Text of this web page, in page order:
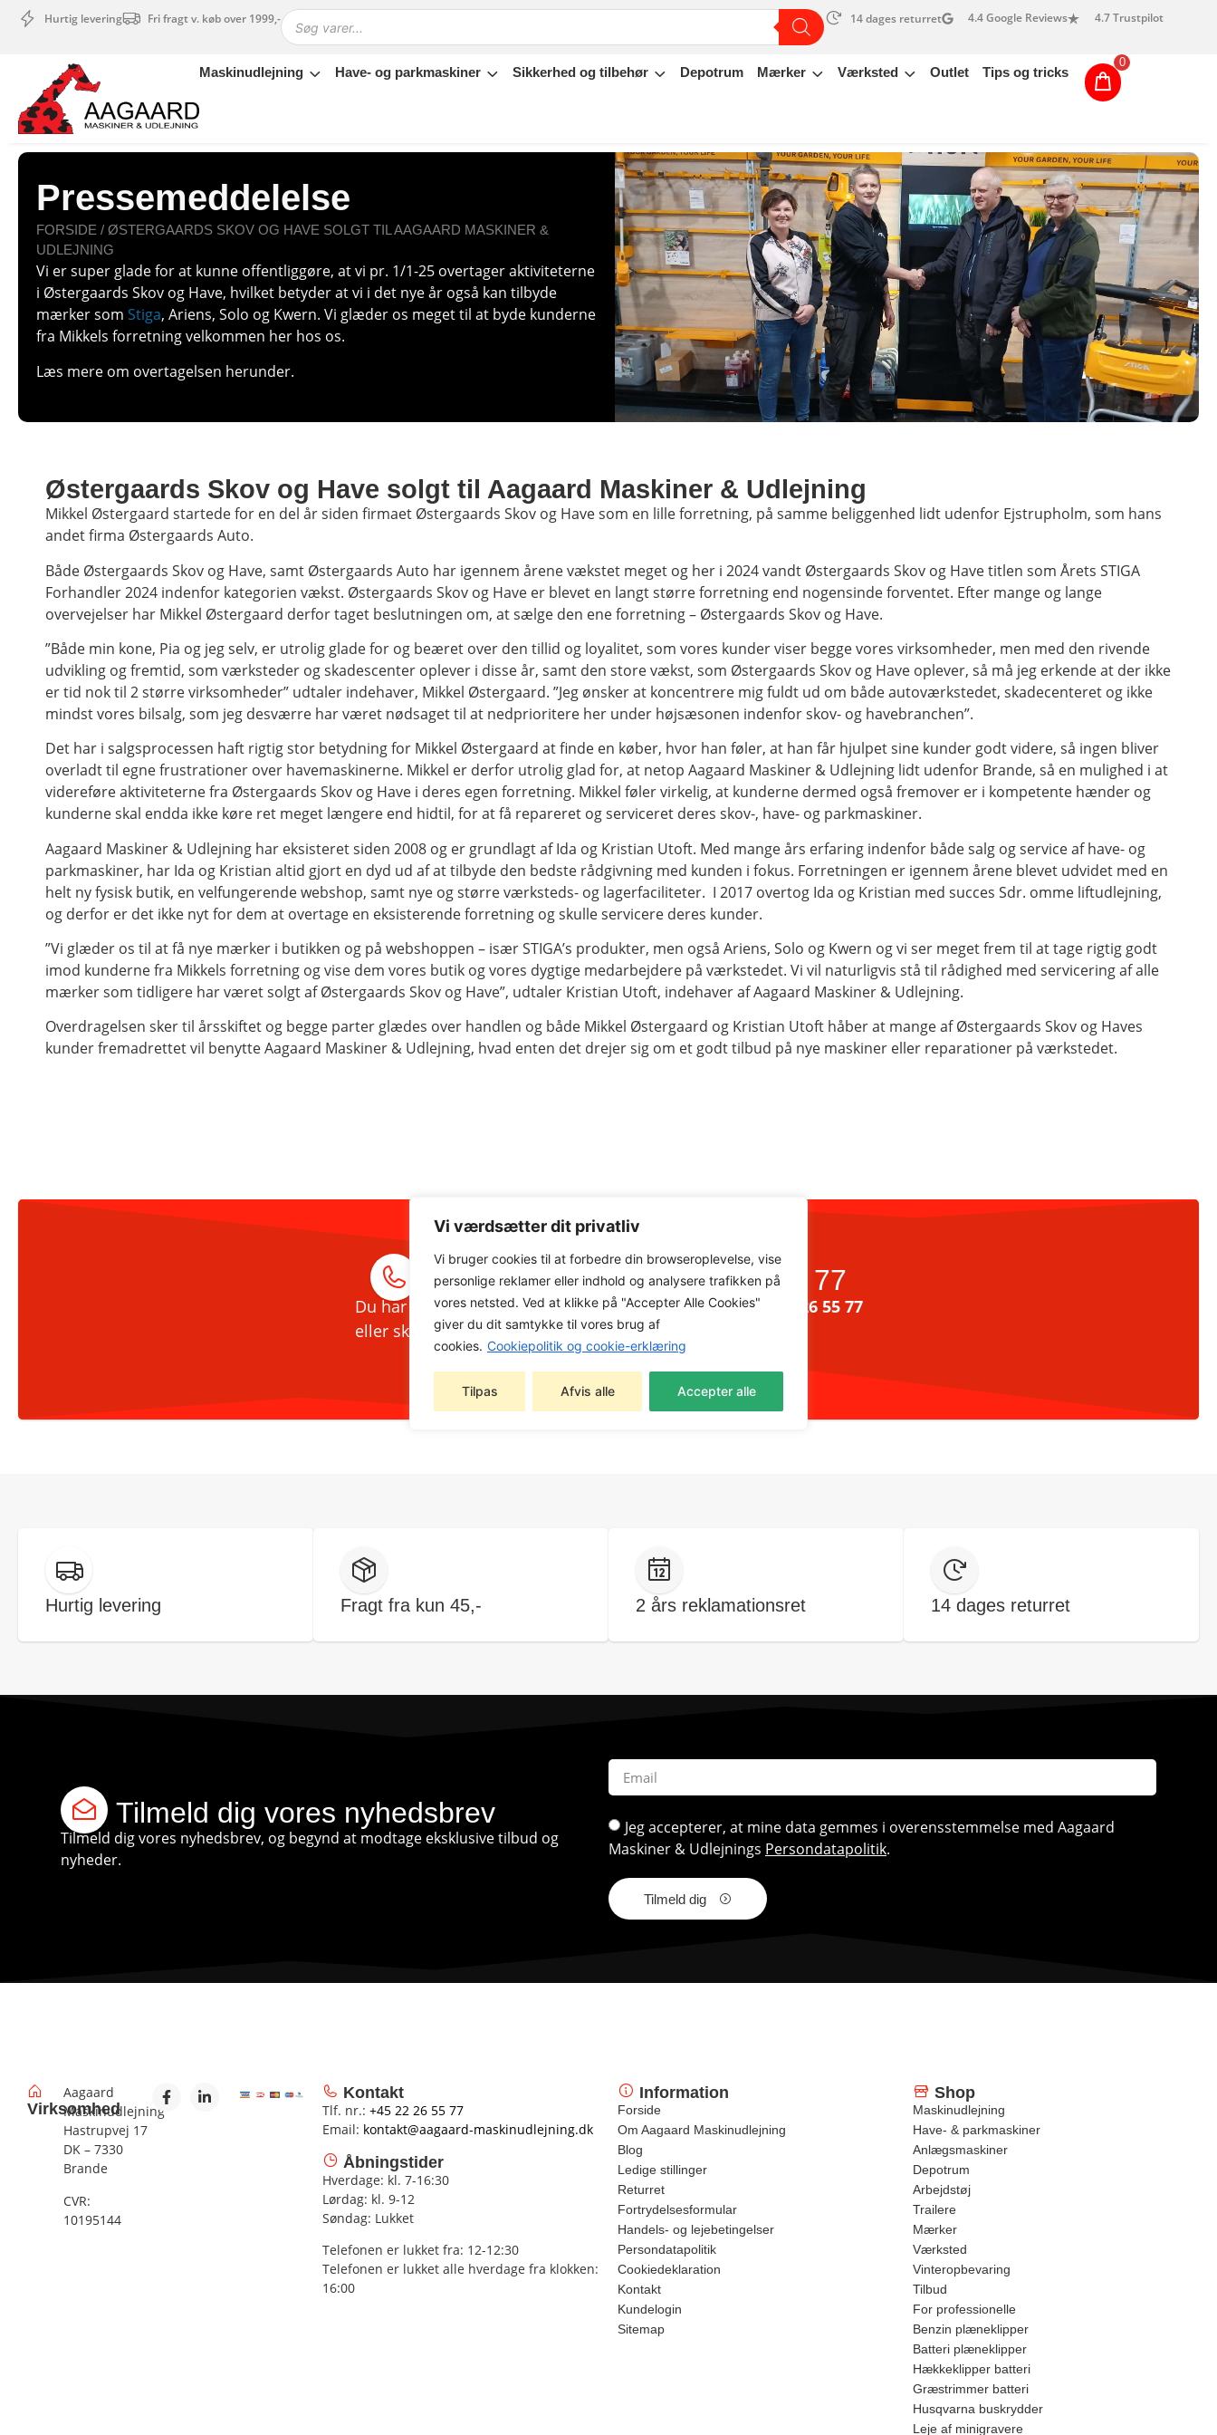
Vi værdsætter dit privatliv
Vi bruger cookies til at forbedre din browseroplevelse, vise
personlige reklamer eller indhold og analysere trafikken på
vores netsted. Ved at klikke på "Accepter Alle Cookies"
giver du dit samtykke til vores brug af
cookies. Cookiepolitik og cookie-erklæring
Tilpas Afvis alle Accepter alle
Hurtig levering Fri fragt v. køb over 1999,- 14 dages returret 4.4 Google Reviews 4.7 Trustpilot
Maskinudlejning Have- og parkmaskiner Sikkerhed og tilbehør Depotrum Mærker Værksted Outlet Tips og tricks
0
Maskinudlejning
Have- og parkmaskiner
Sikkerhed og tilbehør
Depotrum
Mærker
Outlet
Tips og tricks
4.4 Google Reviews
4.7 Trustpilot
Pressemeddelelse
FORSIDE / ØSTERGAARDS SKOV OG HAVE SOLGT TIL AAGAARD MASKINER &
UDLEJNING
Vi er super glade for at kunne offentliggøre, at vi pr. 1/1-25 overtager aktiviteterne
i Østergaards Skov og Have, hvilket betyder at vi i det nye år også kan tilbyde
mærker som Stiga, Ariens, Solo og Kwern. Vi glæder os meget til at byde kunderne
fra Mikkels forretning velkommen her hos os.
Læs mere om overtagelsen herunder.
Østergaards Skov og Have solgt til Aagaard Maskiner & Udlejning
Mikkel Østergaard startede for en del år siden firmaet Østergaards Skov og Have som en lille forretning, på samme beliggenhed lidt udenfor Ejstrupholm, som hans
andet firma Østergaards Auto.
Både Østergaards Skov og Have, samt Østergaards Auto har igennem årene vækstet meget og her i 2024 vandt Østergaards Skov og Have titlen som Årets STIGA
Forhandler 2024 indenfor kategorien vækst. Østergaards Skov og Have er blevet en langt større forretning end nogensinde forventet. Efter mange og lange
overvejelser har Mikkel Østergaard derfor taget beslutningen om, at sælge den ene forretning – Østergaards Skov og Have.
”Både min kone, Pia og jeg selv, er utrolig glade for og beæret over den tillid og loyalitet, som vores kunder viser begge vores virksomheder, men med den rivende
udvikling og fremtid, som værksteder og skadescenter oplever i disse år, samt den store vækst, som Østergaards Skov og Have oplever, så må jeg erkende at der ikke
er tid nok til 2 større virksomheder” udtaler indehaver, Mikkel Østergaard. ”Jeg ønsker at koncentrere mig fuldt ud om både autoværkstedet, skadecenteret og ikke
mindst vores bilsalg, som jeg desværre har været nødsaget til at nedprioritere her under højsæsonen indenfor skov- og havebranchen”.
Det har i salgsprocessen haft rigtig stor betydning for Mikkel Østergaard at finde en køber, hvor han føler, at han får hjulpet sine kunder godt videre, så ingen bliver
overladt til egne frustrationer over havemaskinerne. Mikkel er derfor utrolig glad for, at netop Aagaard Maskiner & Udlejning lidt udenfor Brande, så en mulighed i at
videreføre aktiviteterne fra Østergaards Skov og Have i deres egen forretning. Mikkel føler virkelig, at kunderne dermed også fremover er i kompetente hænder og
kunderne skal endda ikke køre ret meget længere end hidtil, for at få repareret og serviceret deres skov-, have- og parkmaskiner.
Aagaard Maskiner & Udlejning har eksisteret siden 2008 og er grundlagt af Ida og Kristian Utoft. Med mange års erfaring indenfor både salg og service af have- og
parkmaskiner, har Ida og Kristian altid gjort en dyd ud af at tilbyde den bedste rådgivning med kunden i fokus. Forretningen er igennem årene blevet udvidet med en
helt ny fysisk butik, en velfungerende webshop, samt nye og større værksteds- og lagerfaciliteter. I 2017 overtog Ida og Kristian med succes Sdr. omme liftudlejning,
og derfor er det ikke nyt for dem at overtage en eksisterende forretning og skulle servicere deres kunder.
”Vi glæder os til at få nye mærker i butikken og på webshoppen – især STIGA’s produkter, men også Ariens, Solo og Kwern og vi ser meget frem til at tage rigtig godt
imod kunderne fra Mikkels forretning og vise dem vores butik og vores dygtige medarbejdere på værkstedet. Vi vil naturligvis stå til rådighed med servicering af alle
mærker som tidligere har været solgt af Østergaards Skov og Have”, udtaler Kristian Utoft, indehaver af Aagaard Maskiner & Udlejning.
Overdragelsen sker til årsskiftet og begge parter glædes over handlen og både Mikkel Østergaard og Kristian Utoft håber at mange af Østergaards Skov og Haves
kunder fremadrettet vil benytte Aagaard Maskiner & Udlejning, hvad enten det drejer sig om et godt tilbud på nye maskiner eller reparationer på værkstedet.
Brug for hjælp?+45 22 26 55 77
Du har altid mulighed for at kontakte os på telefon+45 22 26 55 77
eller skrive tilkontakt@aagaard-maskinudlejning.dk
Hurtig levering Fragt fra kun 45,- 2 års reklamationsret 14 dages returret
Tilmeld dig vores nyhedsbrev
Tilmeld dig vores nyhedsbrev, og begynd at modtage eksklusive tilbud og
nyheder.
Jeg accepterer, at mine data gemmes i overensstemmelse med Aagaard
Maskiner & Udlejnings Persondatapolitik.
Tilmeld dig
Virksomhed
Aagaard
Maskinudlejning
Hastrupvej 17
DK – 7330
Brande
CVR:
10195144
Kontakt
Tlf. nr.: +45 22 26 55 77
Email: kontakt@aagaard-maskinudlejning.dk
Åbningstider
Hverdage: kl. 7-16:30
Lørdag: kl. 9-12
Søndag: Lukket
Telefonen er lukket fra: 12-12:30
Telefonen er lukket alle hverdage fra klokken:
16:00
Information
Forside
Om Aagaard Maskinudlejning
Blog
Ledige stillinger
Returret
Fortrydelsesformular
Handels- og lejebetingelser
Persondatapolitik
Cookiedeklaration
Kontakt
Kundelogin
Sitemap
Shop
Maskinudlejning
Have- & parkmaskiner
Anlægsmaskiner
Depotrum
Arbejdstøj
Trailere
Mærker
Værksted
Vinteropbevaring
Tilbud
For professionelle
Benzin plæneklipper
Batteri plæneklipper
Hækkeklipper batteri
Græstrimmer batteri
Husqvarna buskrydder
Leje af minigravere